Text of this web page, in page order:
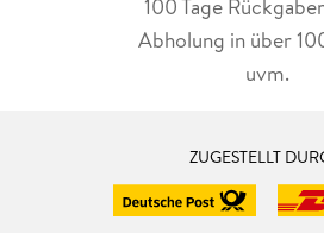
100 Tage
Abholung in über
uvm.
ZUGESTELLT